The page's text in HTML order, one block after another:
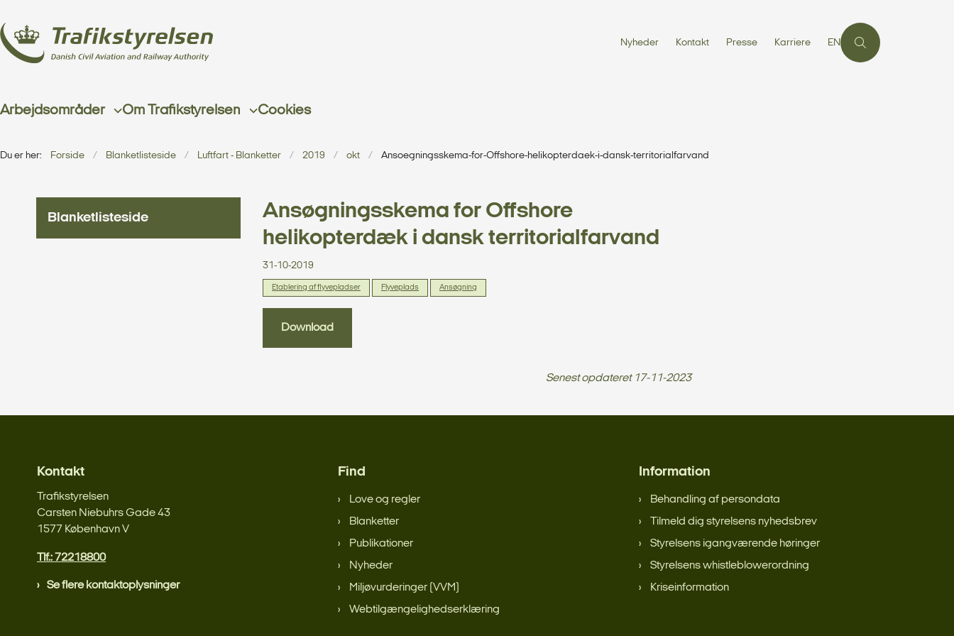
Nyheder Kontakt Presse Karriere EN
Arbejdsområder Om Trafikstyrelsen Cookies
Du er her: Forside Blanketlisteside Luftfart - Blanketter 2019 okt Ansoegningsskema-for-Offshore-helikopterdaek-i-dansk-territorialfarvand
Blanketlisteside
Ansøgningsskema for Offshore
helikopterdæk i dansk territorialfarvand
31-10-2019
Etablering af flyvepladser Flyveplads Ansøgning
Download
Senest opdateret 17-11-2023
Kontakt
Trafikstyrelsen
Carsten Niebuhrs Gade 43
1577 København V
Tlf.: 72218800
Se flere kontaktoplysninger
Find
Love og regler
Blanketter
Publikationer
Nyheder
Miljøvurderinger (VVM)
Webtilgængelighedserklæring
Information
Behandling af persondata
Tilmeld dig styrelsens nyhedsbrev
Styrelsens igangværende høringer
Styrelsens whistleblowerordning
Kriseinformation